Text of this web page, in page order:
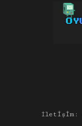
İletişim: